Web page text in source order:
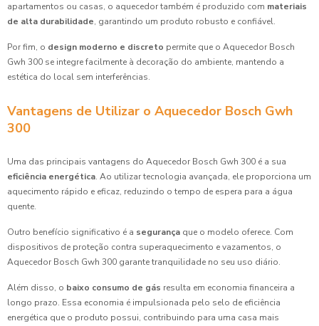
apartamentos ou casas, o aquecedor também é produzido com materiais
de alta durabilidade, garantindo um produto robusto e confiável.
Por fim, o design moderno e discreto permite que o Aquecedor Bosch
Gwh 300 se integre facilmente à decoração do ambiente, mantendo a
estética do local sem interferências.
Vantagens de Utilizar o Aquecedor Bosch Gwh
300
Uma das principais vantagens do Aquecedor Bosch Gwh 300 é a sua
eficiência energética. Ao utilizar tecnologia avançada, ele proporciona um
aquecimento rápido e eficaz, reduzindo o tempo de espera para a água
quente.
Outro benefício significativo é a segurança que o modelo oferece. Com
dispositivos de proteção contra superaquecimento e vazamentos, o
Aquecedor Bosch Gwh 300 garante tranquilidade no seu uso diário.
Além disso, o baixo consumo de gás resulta em economia financeira a
longo prazo. Essa economia é impulsionada pelo selo de eficiência
energética que o produto possui, contribuindo para uma casa mais